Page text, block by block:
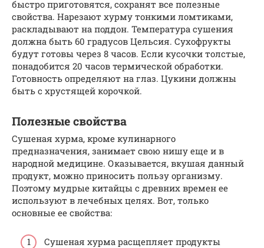
быстро приготовятся, сохранят все полезные
свойства. Нарезают хурму тонкими ломтиками,
раскладывают на поддон. Температура сушения
должна быть 60 градусов Цельсия. Сухофрукты
будут готовы через 8 часов. Если кусочки толстые,
понадобится 20 часов термической обработки.
Готовность определяют на глаз. Цукини должны
быть с хрустящей корочкой.
Полезные свойства
Сушеная хурма, кроме кулинарного
предназначения, занимает свою нишу еще и в
народной медицине. Оказывается, вкушая данный
продукт, можно приносить пользу организму.
Поэтому мудрые китайцы с древних времен ее
используют в лечебных целях. Вот, только
основные ее свойства:
Сушеная хурма расщепляет продукты